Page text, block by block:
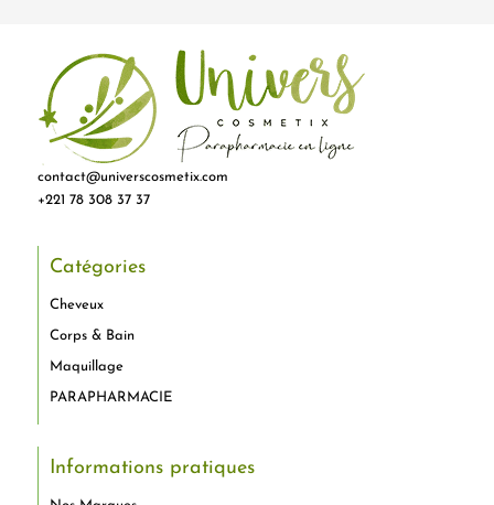
contact@universcosmetix.com
+221 78 308 37 37
Catégories
Cheveux
Corps & Bain
Maquillage
PARAPHARMACIE
Informations pratiques